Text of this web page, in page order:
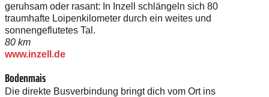
geruhsam oder rasant: In Inzell schlängeln sich 80
traumhafte Loipenkilometer durch ein weites und
sonnengeflutetes Tal.
80 km
www.inzell.de
Bodenmais
Die direkte Busverbindung bringt dich vom Ort ins